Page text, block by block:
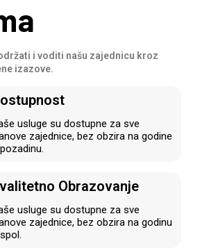
i voditi našu zajednicu kroz
izazove.
usluge su dostupne za sve
zajednice, bez obzira na godine
Obrazovanje
usluge su dostupne za sve
zajednice, bez obzira na godinu